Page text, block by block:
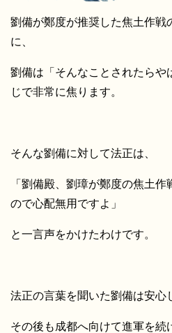
劉備が鄭度が推奨した焦土作戦
に、
劉備は「そんなことされたらや
じで非常に焦ります。
そんな劉備に対して法正は、
「劉備殿、劉璋が鄭度の焦土
ので心配無用ですよ」
と一言声をかけたわけです。
法正の言葉を聞いた劉備は安心
その後も成都へ向けて進軍を続